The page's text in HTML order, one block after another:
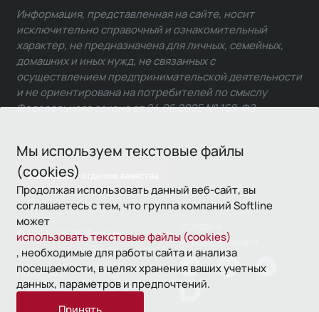
Мы используем текстовые файлы
(cookies)
Продолжая использовать данный веб-сайт, вы
соглашаетесь с тем, что группа компаний Softline
может
использовать текстовые файлы (cookies)
, необходимые для работы сайта и анализа
посещаемости, в целях хранения ваших учетных
данных, параметров и предпочтений.
Связаться с отделом качества
Информация, представленная на сайте, носит
исключительно справочный и ознакомительный
характер, не предназначена для личных, семейных,
домашних и иных нужд, не связанных с
осуществлением предпринимательской деятельности
и не ориентирована на потребителей по смыслу
Федерального закона от 24.06.2025 № 168-ФЗ.
© 1993—2026 Softline
использования
Политика
конфиденциальности